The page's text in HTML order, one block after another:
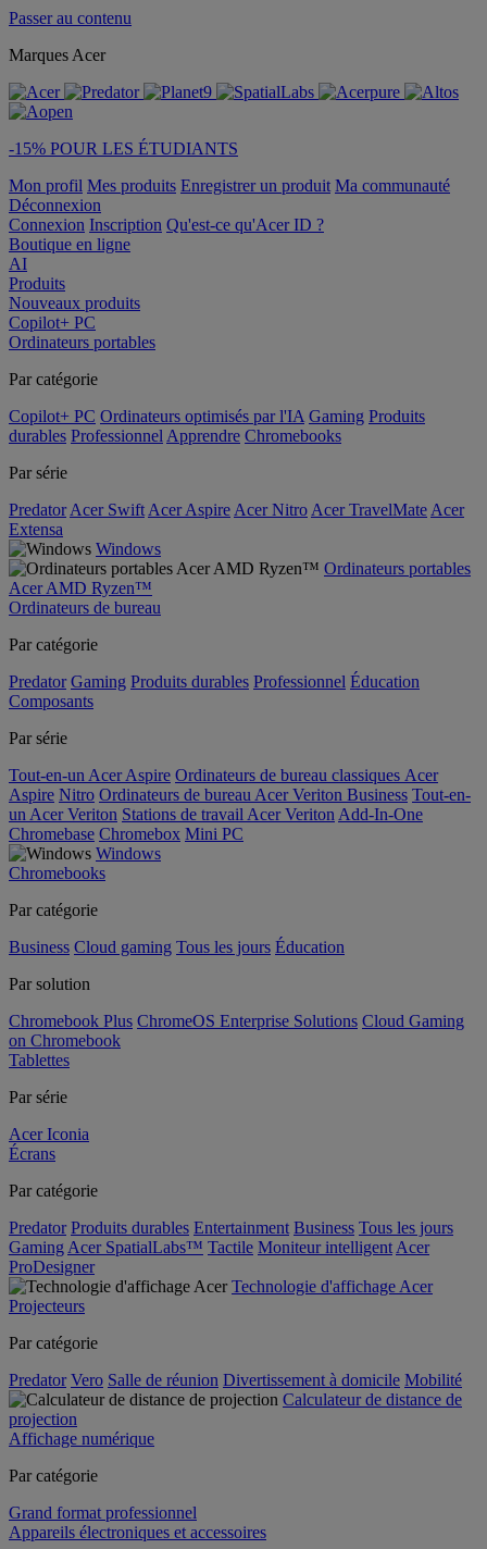
Passer au contenu
Marques Acer
-15% POUR LES ÉTUDIANTS
Mon profil Mes produits Enregistrer un produit Ma communauté
Déconnexion
Connexion Inscription Qu'est-ce qu'Acer ID ?
Boutique en ligne
AI
Produits
Nouveaux produits
Copilot+ PC
Ordinateurs portables
Par catégorie
Copilot+ PC Ordinateurs optimisés par l'IA Gaming Produits
durables Professionnel Apprendre Chromebooks
Par série
Predator Acer Swift Acer Aspire Acer Nitro Acer TravelMate Acer
Extensa
Windows
Ordinateurs portables
Acer AMD Ryzen™
Ordinateurs de bureau
Par catégorie
Predator Gaming Produits durables Professionnel Éducation
Composants
Par série
Tout-en-un Acer Aspire Ordinateurs de bureau classiques Acer
Aspire Nitro Ordinateurs de bureau Acer Veriton Business Tout-en-
un Acer Veriton Stations de travail Acer Veriton Add-In-One
Chromebase Chromebox Mini PC
Windows
Chromebooks
Par catégorie
Business Cloud gaming Tous les jours Éducation
Par solution
Chromebook Plus ChromeOS Enterprise Solutions Cloud Gaming
on Chromebook
Tablettes
Par série
Acer Iconia
Écrans
Par catégorie
Predator Produits durables Entertainment Business Tous les jours
Gaming Acer SpatialLabs™ Tactile Moniteur intelligent Acer
ProDesigner
Technologie d'affichage Acer
Projecteurs
Par catégorie
Predator Vero Salle de réunion Divertissement à domicile Mobilité
Calculateur de distance de
projection
Affichage numérique
Par catégorie
Grand format professionnel
Appareils électroniques et accessoires